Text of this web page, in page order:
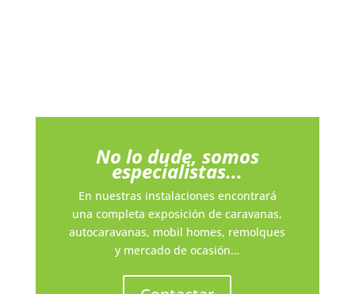
No lo dude, somos
especialistas...
En nuestras instalaciones encontrará
una completa exposición de caravanas,
autocaravanas, mobil homes, remolques
y mercado de ocasión…